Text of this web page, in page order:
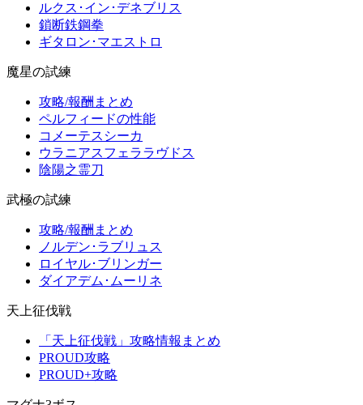
ルクス･イン･デネブリス
鎖断鉄鋼拳
ギタロン･マエストロ
魔星の試練
攻略/報酬まとめ
ペルフィードの性能
コメーテスシーカ
ウラニアスフェララヴドス
陰陽之霊刀
武極の試練
攻略/報酬まとめ
ノルデン･ラブリュス
ロイヤル･ブリンガー
ダイアデム･ムーリネ
天上征伐戦
「天上征伐戦」攻略情報まとめ
PROUD攻略
PROUD+攻略